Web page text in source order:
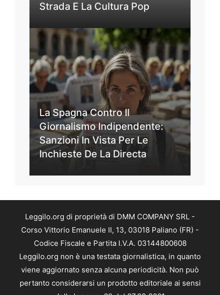
Strada E La Cultura Pop
La Spagna Contro Il
Giornalismo Indipendente:
Sanzioni In Vista Per Le
Inchieste De La Directa
Leggilo.org di proprietà di DMM COMPANY SRL -
Corso Vittorio Emanuele II, 13, 03018 Paliano (FR) -
Codice Fiscale e Partita I.V.A. 03144800608
Leggilo.org non è una testata giornalistica, in quanto
viene aggiornato senza alcuna periodicità. Non può
pertanto considerarsi un prodotto editoriale ai sensi